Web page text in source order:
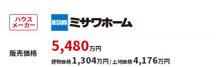
ハウス
メーカー
販売価格 5,480万円
建物価格 1,304万円/ 土地価格4,176万円